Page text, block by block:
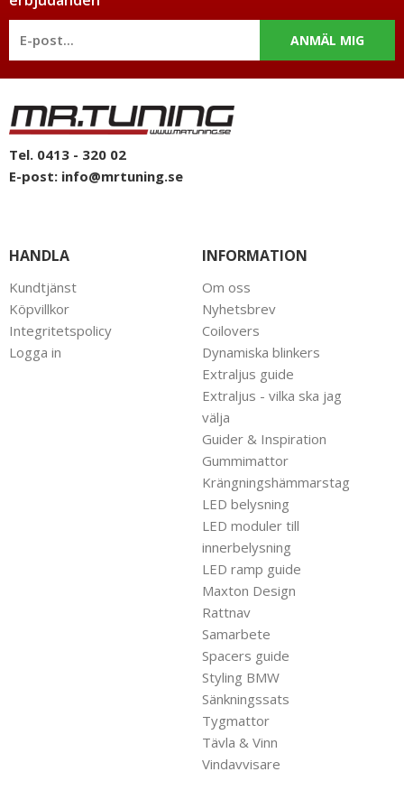
ANMÄL MIG
Tel. 0413 - 320 02
E-post: info@mrtuning.se
HANDLA
Kundtjänst
Köpvillkor
Integritetspolicy
Logga in
INFORMATION
Om oss
Nyhetsbrev
Coilovers
Dynamiska blinkers
Extraljus guide
Extraljus - vilka ska jag
välja
Guider & Inspiration
Gummimattor
Krängningshämmarstag
LED belysning
LED moduler till
innerbelysning
LED ramp guide
Maxton Design
Rattnav
Samarbete
Spacers guide
Styling BMW
Sänkningssats
Tygmattor
Tävla & Vinn
Vindavvisare